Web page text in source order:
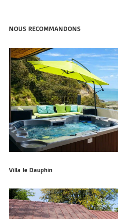
NOUS RECOMMANDONS
Villa le Dauphin